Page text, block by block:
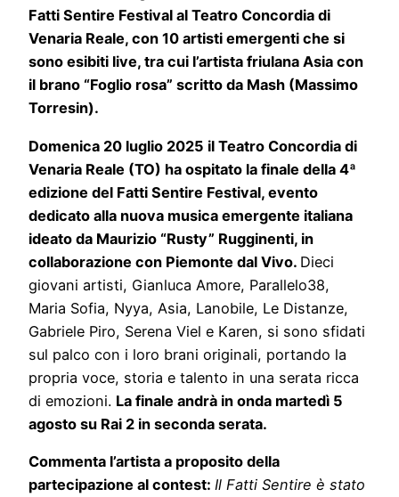
Fatti Sentire Festival al Teatro Concordia di
Venaria Reale, con 10 artisti emergenti che si
sono esibiti live, tra cui l’artista friulana Asia con
il brano “Foglio rosa” scritto da Mash (Massimo
Torresin).
Domenica 20 luglio 2025 il Teatro Concordia di
Venaria Reale (TO) ha ospitato la finale della 4ª
edizione del Fatti Sentire Festival, evento
dedicato alla nuova musica emergente italiana
ideato da Maurizio “Rusty” Rugginenti, in
collaborazione con Piemonte dal Vivo. Dieci
giovani artisti, Gianluca Amore, Parallelo38,
Maria Sofia, Nyya, Asia, Lanobile, Le Distanze,
Gabriele Piro, Serena Viel e Karen, si sono sfidati
sul palco con i loro brani originali, portando la
propria voce, storia e talento in una serata ricca
di emozioni. La finale andrà in onda martedì 5
agosto su Rai 2 in seconda serata.
Commenta l’artista a proposito della
partecipazione al contest: Il Fatti Sentire è stato